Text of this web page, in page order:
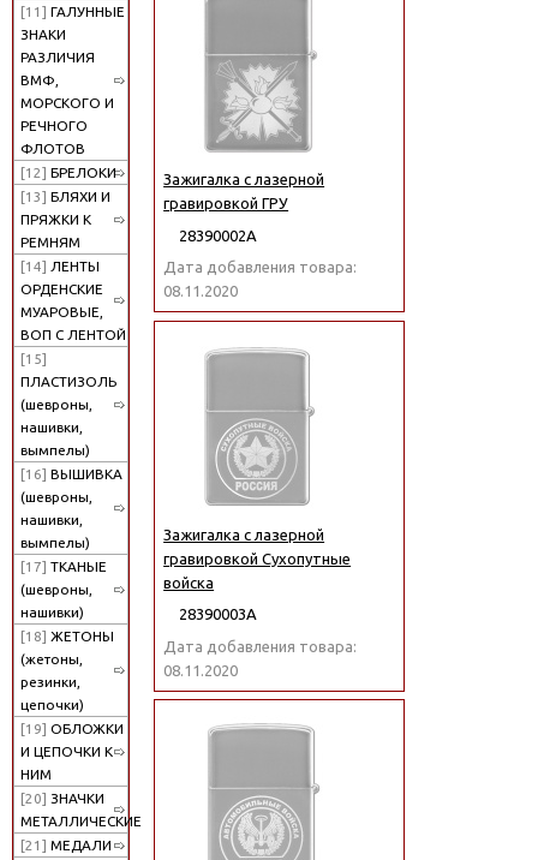
[11] ГАЛУННЫЕ
ЗНАКИ
РАЗЛИЧИЯ
ВМФ,
МОРСКОГО И
РЕЧНОГО
ФЛОТОВ
[12] БРЕЛОКИ
[13] БЛЯХИ И
ПРЯЖКИ К
РЕМНЯМ
[14] ЛЕНТЫ
ОРДЕНСКИЕ
МУАРОВЫЕ,
ВОП С ЛЕНТОЙ
[15]
ПЛАСТИЗОЛЬ
(шевроны,
нашивки,
вымпелы)
[16] ВЫШИВКА
(шевроны,
нашивки,
вымпелы)
[17] ТКАНЫЕ
(шевроны,
нашивки)
[18] ЖЕТОНЫ
(жетоны,
резинки,
цепочки)
[19] ОБЛОЖКИ
И ЦЕПОЧКИ К
НИМ
[20] ЗНАЧКИ
МЕТАЛЛИЧЕСКИЕ
[21] МЕДАЛИ
Зажигалка с лазерной
гравировкой ГРУ
28390002А
Дата добавления товара:
08.11.2020
Зажигалка с лазерной
гравировкой Сухопутные
войска
28390003А
Дата добавления товара:
08.11.2020